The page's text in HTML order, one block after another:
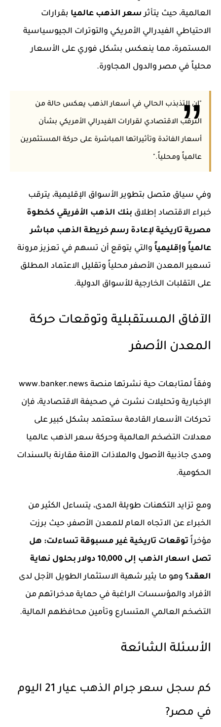
العالمية، حيث يتأثر سعر الذهب عالميا بقرارات
الاحتياطي الفيدرالي الأمريكي والتوترات الجيوسياسية
المستمرة، مما ينعكس بشكل فوري على الأسعار
محلياً في مصر والدول المجاورة.
"إن التذبذب الحالي في أسعار الذهب يعكس حالة من
الترقب الاقتصادي لقرارات الفيدرالي الأمريكي بشأن
أسعار الفائدة وتأثيراتها المباشرة على حركة المستثمرين
عالمياً ومحلياً."
وفي سياق متصل بتطوير الأسواق الإقليمية، يترقب
خبراء الاقتصاد إطلاق بنك الذهب الأفريقي كخطوة
مصرية تاريخية لإعادة رسم خريطة الذهب مباشر
عالمياً وإقليمياً والتي يتوقع أن تسهم في تعزيز مرونة
تسعير المعدن الأصفر محلياً وتقليل الاعتماد المطلق
على التقلبات الخارجية للأسواق الدولية.
الآفاق المستقبلية وتوقعات حركة
المعدن الأصفر
وفقاً لمتابعات حية نشرتها منصة www.banker.news
الإخبارية وتحليلات نشرت في صحيفة الاقتصادية، فإن
تحركات الأسعار القادمة ستعتمد بشكل كبير على
معدلات التضخم العالمية وحركة سعر الذهب عالميا
ومدى جاذبية الأصول والملاذات الآمنة مقارنة بالسندات
الحكومية.
ومع تزايد التكهنات طويلة المدى، يتساءل الكثير من
الخبراء عن الاتجاه العام للمعدن الأصفر، حيث برزت
مؤخراً توقعات تاريخية غير مسبوقة تساءلت: هل
تصل اسعار الذهب إلى 10,000 دولار بحلول نهاية
العقد؟ وهو ما يثير شهية الاستثمار الطويل الأجل لدى
الأفراد والمؤسسات الراغبة في حماية مدخراتهم من
التضخم العالمي المتسارع وتأمين محافظهم المالية.
الأسئلة الشائعة
كم سجل سعر جرام الذهب عيار 21 اليوم
في مصر?